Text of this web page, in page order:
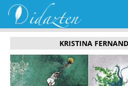
KRISTINA